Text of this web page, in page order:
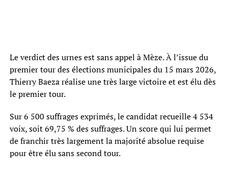
Le verdict des urnes est sans appel à Mèze. À l’issue du
premier tour des élections municipales du 15 mars 2026,
Thierry Baeza réalise une très large victoire et est élu dès
le premier tour.
Sur 6 500 suffrages exprimés, le candidat recueille 4 534
voix, soit 69,75 % des suffrages. Un score qui lui permet
de franchir très largement la majorité absolue requise
pour être élu sans second tour.